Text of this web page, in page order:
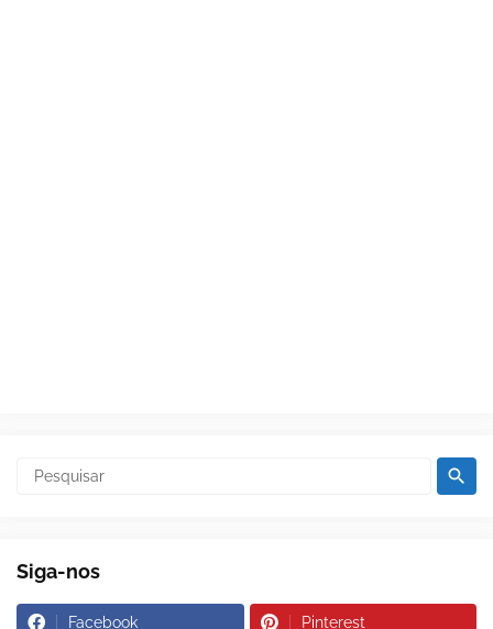
Siga-nos
Facebook Pinterest